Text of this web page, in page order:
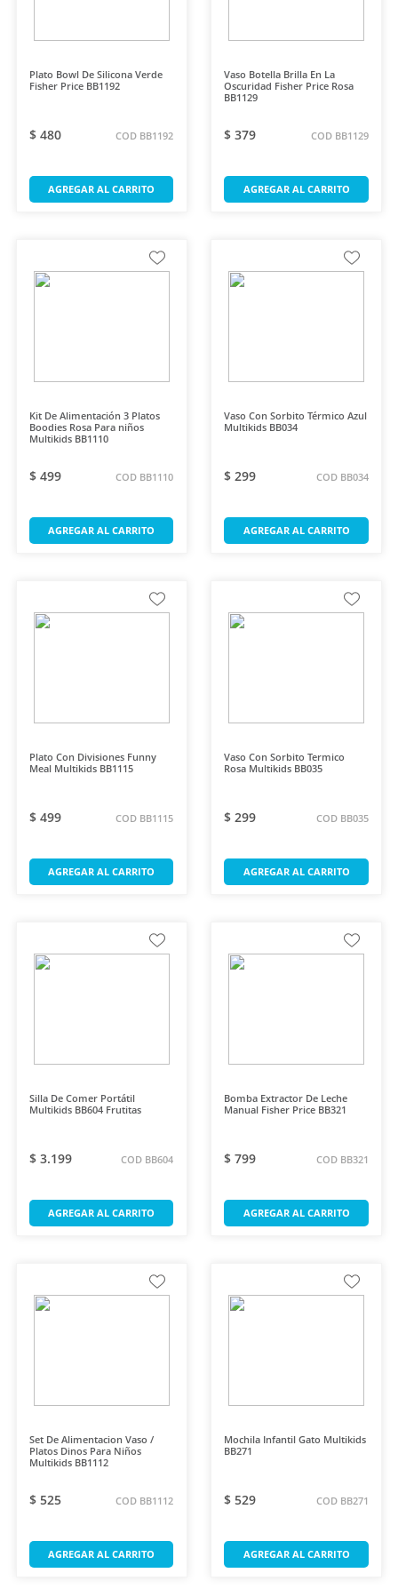
Plato Bowl De Silicona Verde
Fisher Price BB1192
$ 480 COD BB1192
AGREGAR AL CARRITO
Vaso Botella Brilla En La
Oscuridad Fisher Price Rosa
BB1129
$ 379 COD BB1129
AGREGAR AL CARRITO
Kit De Alimentación 3 Platos
Boodies Rosa Para niños
Multikids BB1110
$ 499 COD BB1110
AGREGAR AL CARRITO
Vaso Con Sorbito Térmico Azul
Multikids BB034
$ 299 COD BB034
AGREGAR AL CARRITO
Plato Con Divisiones Funny
Meal Multikids BB1115
$ 499 COD BB1115
AGREGAR AL CARRITO
Vaso Con Sorbito Termico
Rosa Multikids BB035
$ 299 COD BB035
AGREGAR AL CARRITO
Silla De Comer Portátil
Multikids BB604 Frutitas
$ 3.199 COD BB604
AGREGAR AL CARRITO
Bomba Extractor De Leche
Manual Fisher Price BB321
$ 799 COD BB321
AGREGAR AL CARRITO
Set De Alimentacion Vaso /
Platos Dinos Para Niños
Multikids BB1112
$ 525 COD BB1112
AGREGAR AL CARRITO
Mochila Infantil Gato Multikids
BB271
$ 529 COD BB271
AGREGAR AL CARRITO